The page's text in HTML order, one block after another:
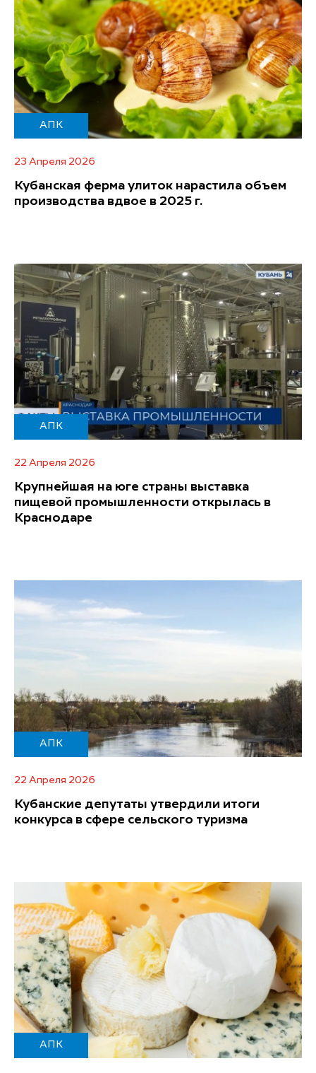
АПК
23 Апреля 2026
Кубанская ферма улиток нарастила объем
производства вдвое в 2025 г.
АПК
22 Апреля 2026
Крупнейшая на юге страны выставка
пищевой промышленности открылась в
Краснодаре
АПК
22 Апреля 2026
Кубанские депутаты утвердили итоги
конкурса в сфере сельского туризма
АПК